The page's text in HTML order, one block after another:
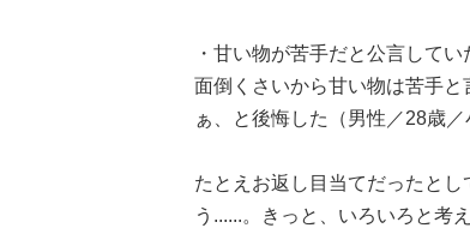
・甘い物が苦手だと公言して
面倒くさいから甘い物は苦手
ぁ、と後悔した（男性／28歳／
たとえお返し目当てだったと
う......。きっと、いろいろと考